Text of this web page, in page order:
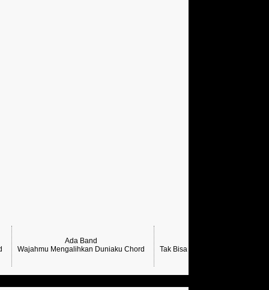
Ada Band
Wajahmu Mengalihkan Duniaku Chord
Tak Bisa Lagi Menyayangmu